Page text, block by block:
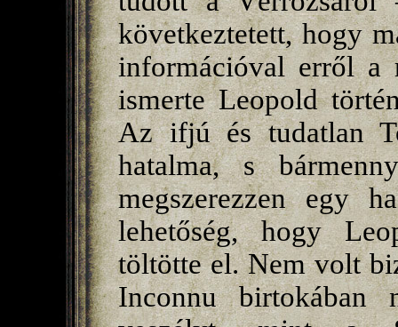
következtetett, hogy
információval erről a
ismerte Leopold
Az ifjú és tudatlan
hatalma, s
megszerezzen egy
lehetőség, hogy
töltötte el. Nem volt
Inconnu birtokában